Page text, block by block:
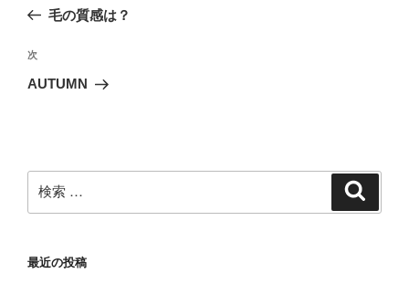
ビ
ゲ
ン
去
投
稿
毛の質感は？
次
の
次
AUTUMN
索:
最近の投稿